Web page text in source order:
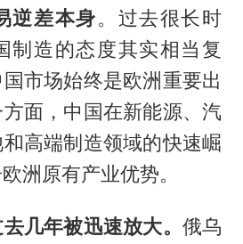
逆差本身。过去很长时
制造的态度其实相当复
市场始终是欧洲重要出
面，中国在新能源、汽
高端制造领域的快速崛
洲原有产业优势。
几年被迅速放大。 俄乌